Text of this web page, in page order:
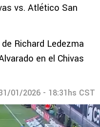
vs. Atlético San
Richard Ledezma
en el Chivas
01/2026 - 18:31hs CST